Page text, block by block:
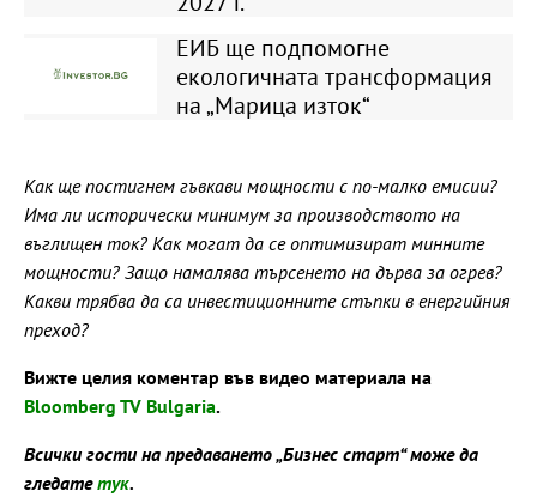
ЕИБ ще подпомогне
екологичната трансформация
на „Марица изток“
Как ще постигнем гъвкави мощности с по-малко емисии?
Има ли исторически минимум за производството на
въглищен ток? Как могат да се оптимизират минните
мощности? Защо намалява търсенето на дърва за огрев?
Какви трябва да са инвестиционните стъпки в енергийния
преход?
Вижте целия коментар във видео материала на
Bloomberg TV Bulgaria.
Всички гости на предаването „Бизнес старт“ може да
гледатетук.